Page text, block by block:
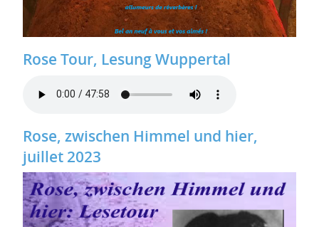
Rose Tour, Lesung Wuppertal
Rose, zwischen Himmel und hier,
juillet 2023